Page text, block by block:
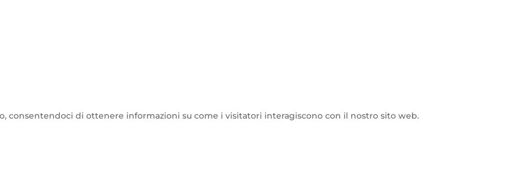
consentendoci di ottenere informazioni su come i visitatori interagiscono con il nostro sito web.